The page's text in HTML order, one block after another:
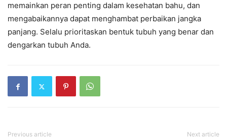
memainkan peran penting dalam kesehatan bahu, dan
mengabaikannya dapat menghambat perbaikan jangka
panjang. Selalu prioritaskan bentuk tubuh yang benar dan
dengarkan tubuh Anda.
Previous article Next article